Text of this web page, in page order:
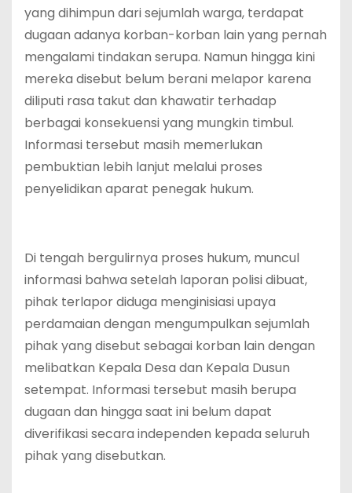
yang dihimpun dari sejumlah warga, terdapat
dugaan adanya korban-korban lain yang pernah
mengalami tindakan serupa. Namun hingga kini
mereka disebut belum berani melapor karena
diliputi rasa takut dan khawatir terhadap
berbagai konsekuensi yang mungkin timbul.
Informasi tersebut masih memerlukan
pembuktian lebih lanjut melalui proses
penyelidikan aparat penegak hukum.
Di tengah bergulirnya proses hukum, muncul
informasi bahwa setelah laporan polisi dibuat,
pihak terlapor diduga menginisiasi upaya
perdamaian dengan mengumpulkan sejumlah
pihak yang disebut sebagai korban lain dengan
melibatkan Kepala Desa dan Kepala Dusun
setempat. Informasi tersebut masih berupa
dugaan dan hingga saat ini belum dapat
diverifikasi secara independen kepada seluruh
pihak yang disebutkan.